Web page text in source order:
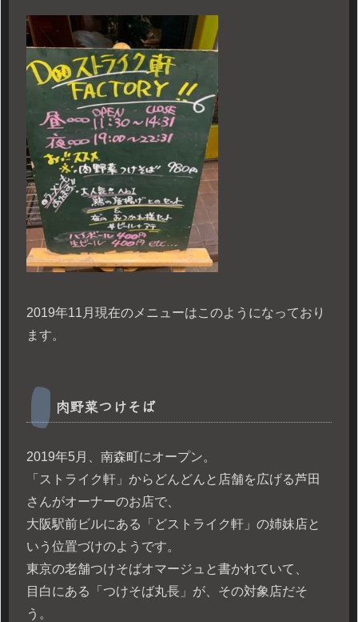
2019年11月現在のメニューはこのようになっており
ます。
肉野菜つけそば
2019年5月、南森町にオープン。
「ストライク軒」からどんどんと店舗を広げる芦田
さんがオーナーのお店で、
大阪駅前ビルにある「どストライク軒」の姉妹店と
いう位置づけのようです。
東京の老舗つけそばオマージュと書かれていて、
目白にある「つけそば丸長」が、その対象店だそ
う。